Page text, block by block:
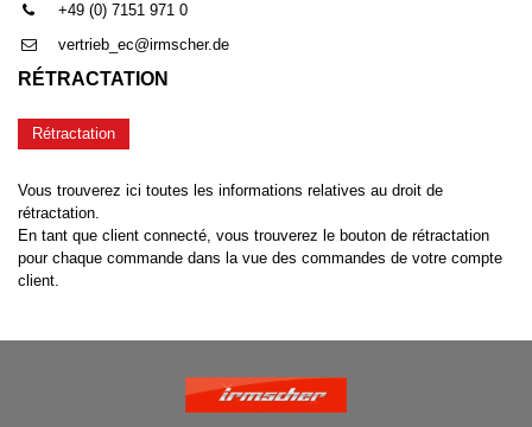
+49 (0) 7151 971 0
vertrieb_ec@irmscher.de
RÉTRACTATION
Rétractation
Vous trouverez ici toutes les informations relatives au droit de
rétractation.
En tant que client connecté, vous trouverez le bouton de rétractation
pour chaque commande dans la vue des commandes de votre compte
client.